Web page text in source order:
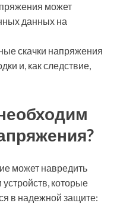
может
данных на
скачки напряжения
и, как следствие,
может навредить
устройств, которые
в надежной защите: